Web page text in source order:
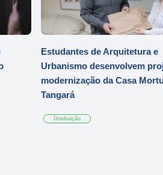
Estudantes de Arquitetura e
Urbanismo desenvolvem
modernização da Casa
Tangará
Graduação